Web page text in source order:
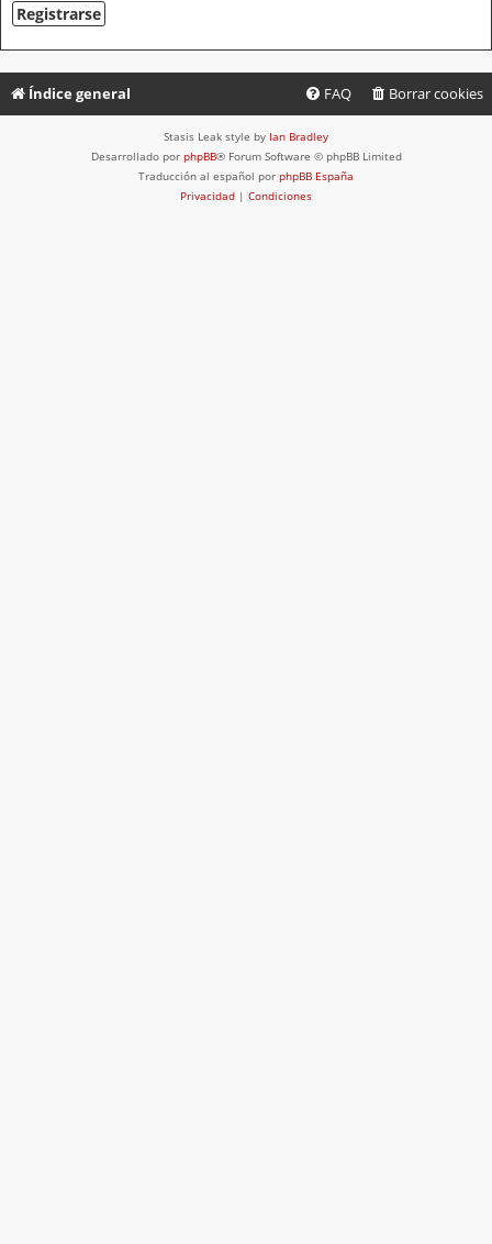
Registrarse
Índice general Borrar cookies
FAQ
Stasis Leak style by Ian Bradley
Desarrollado por phpBB® Forum Software © phpBB Limited
Traducción al español por phpBB España
Privacidad | Condiciones